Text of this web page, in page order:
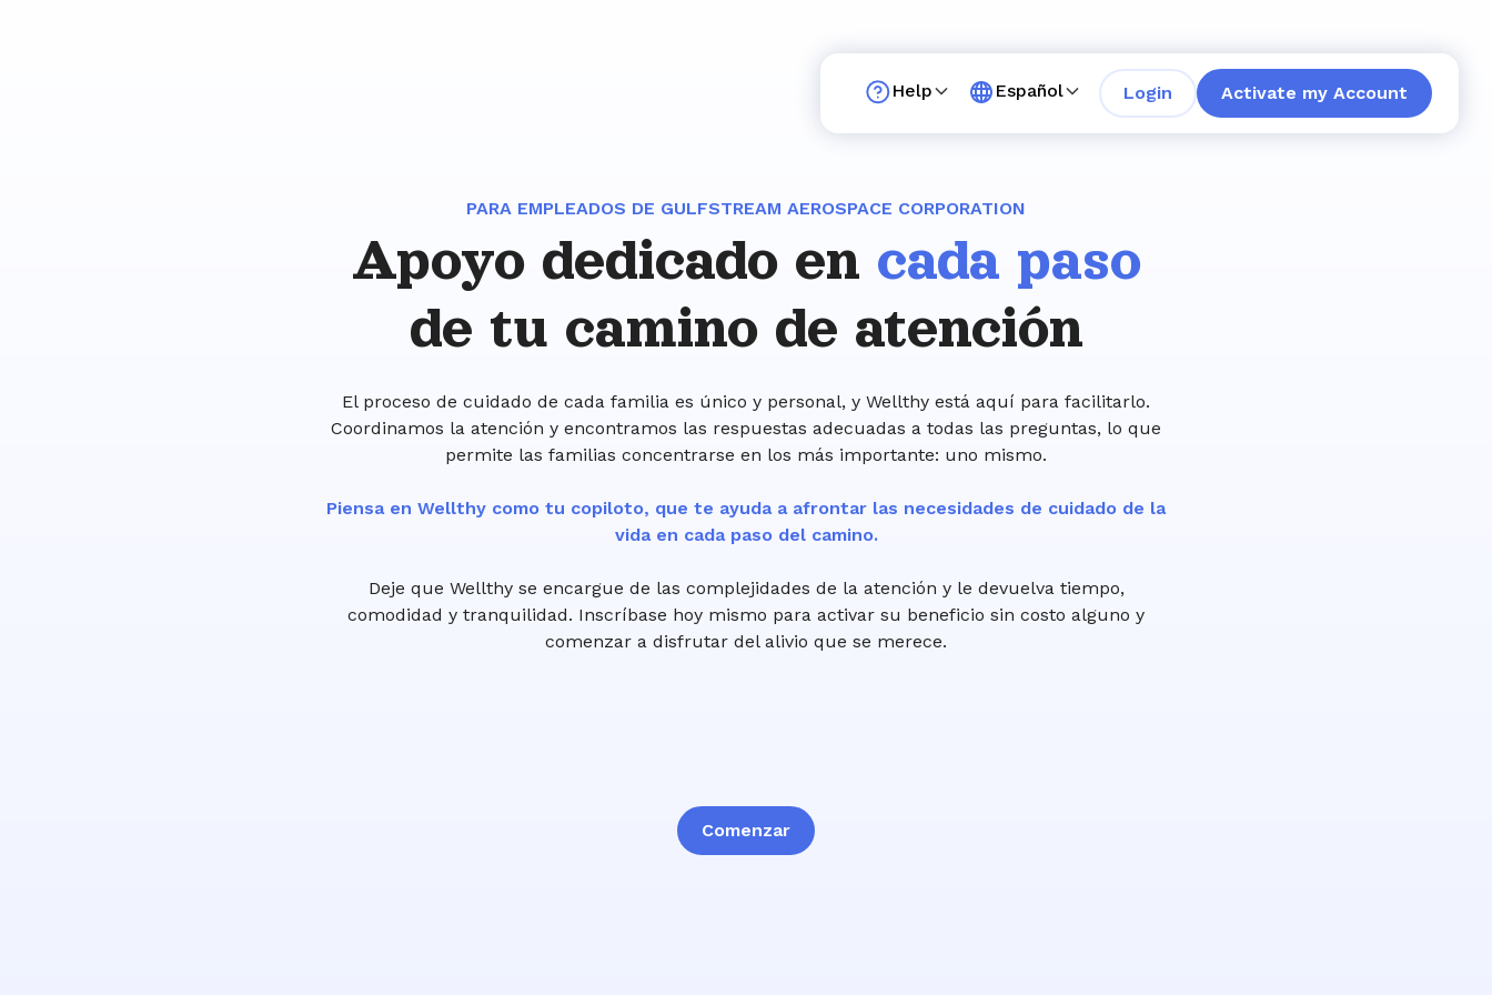
Help Español Login Activate my Account
PARA EMPLEADOS DE GULFSTREAM AEROSPACE CORPORATION
Apoyo dedicado en cada paso
de tu camino de atención
El proceso de cuidado de cada familia es único y personal, y Wellthy está aquí para facilitarlo.
Coordinamos la atención y encontramos las respuestas adecuadas a todas las preguntas, lo que
permite las familias concentrarse en los más importante: uno mismo.
Piensa en Wellthy como tu copiloto, que te ayuda a afrontar las necesidades de cuidado de la
vida en cada paso del camino.
Deje que Wellthy se encargue de las complejidades de la atención y le devuelva tiempo,
comodidad y tranquilidad. Inscríbase hoy mismo para activar su beneficio sin costo alguno y
comenzar a disfrutar del alivio que se merece.
Comenzar